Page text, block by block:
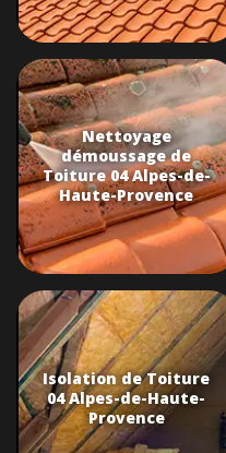
Nettoyage
démoussage de
Toiture 04 Alpes-de-
Haute-Provence
Isolation de Toiture
04 Alpes-de-Haute-
Provence